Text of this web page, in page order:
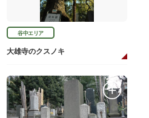
谷中エリア
大雄寺のクスノキ